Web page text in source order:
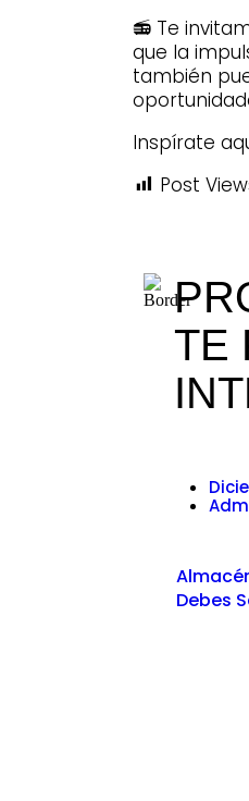
📻 Te
que la
también
Inspírate
Post
TE
Debes